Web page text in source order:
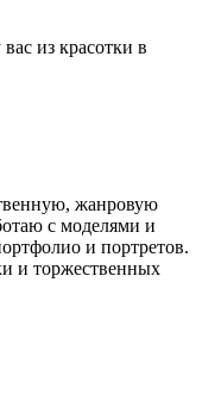
из красотки в
жанровую
с моделями и
и портретов.
и торжественных